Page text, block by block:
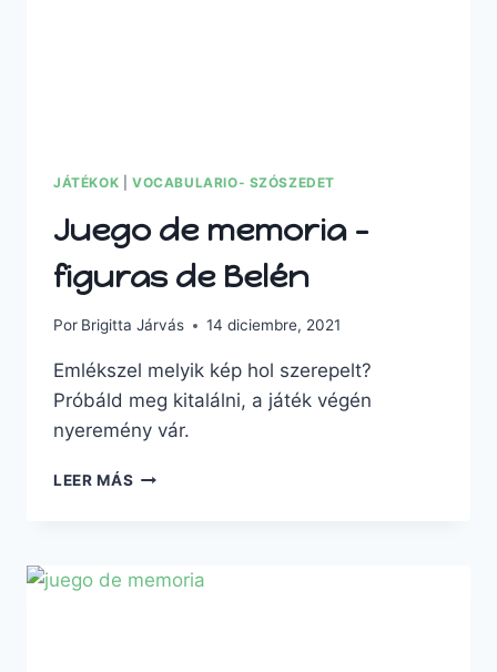
JÁTÉKOK VOCABULARIO- SZÓSZEDET
Juego de memoria –
figuras de Belén
Por Brigitta Járvás 14 diciembre, 2021
Emlékszel melyik kép hol szerepelt?
Próbáld meg kitalálni, a játék végén
nyeremény vár.
LEER MÁS JUEGO
FIGURAS
DE